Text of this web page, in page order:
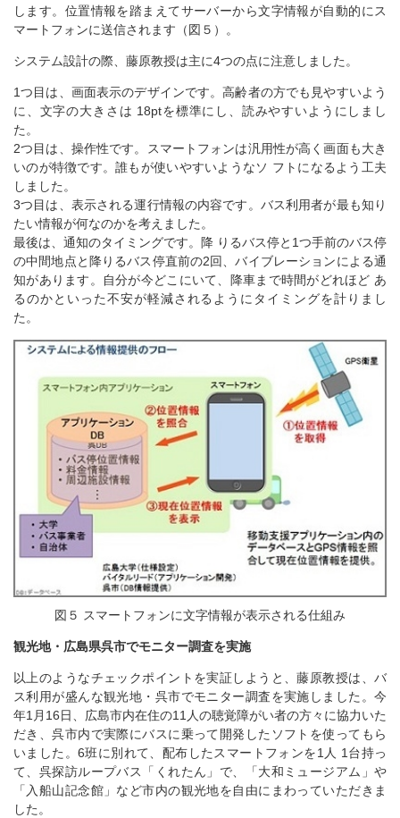
します。位置情報を踏まえてサーバーから文字情報が自動的にス
マートフォンに送信されます（図５）。
システム設計の際、藤原教授は主に4つの点に注意しました。
1つ目は、画面表示のデザインです。高齢者の方でも見やすいよう
に、文字の大きさは 18ptを標準にし、読みやすいようにしまし
た。
2つ目は、操作性です。スマートフォンは汎用性が高く画面も大き
いのが特徴です。誰もが使いやすいようなソ フトになるよう工夫
しました。
3つ目は、表示される運行情報の内容です。バス利用者が最も知り
たい情報が何なのかを考えました。
最後は、通知のタイミングです。降 りるバス停と1つ手前のバス停
の中間地点と降りるバス停直前の2回、バイブレーションによる通
知があります。自分が今どこにいて、降車まで時間がどれほど あ
るのかといった不安が軽減されるようにタイミングを計りまし
た。
図５ スマートフォンに文字情報が表示される仕組み
観光地・広島県呉市でモニター調査を実施
以上のようなチェックポイントを実証しようと、藤原教授は、バ
ス利用が盛んな観光地・呉市でモニター調査を実施しました。今
年1月16日、広島市内在住の11人の聴覚障がい者の方々に協力いた
だき、呉市内で実際にバスに乗って開発したソフトを使ってもら
いました。6班に別れて、配布したスマートフォンを1人 1台持っ
て、呉探訪ループバス「くれたん」で、「大和ミュージアム」や
「入船山記念館」など市内の観光地を自由にまわっていただきま
した。